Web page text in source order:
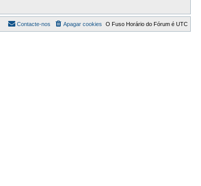
O Fuso Horário do Fórum é UTC
Apagar cookies
Contacte-nos